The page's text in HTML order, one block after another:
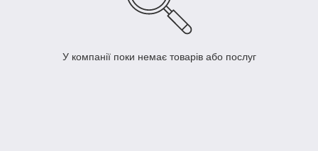
У компанії поки немає товарів або послуг